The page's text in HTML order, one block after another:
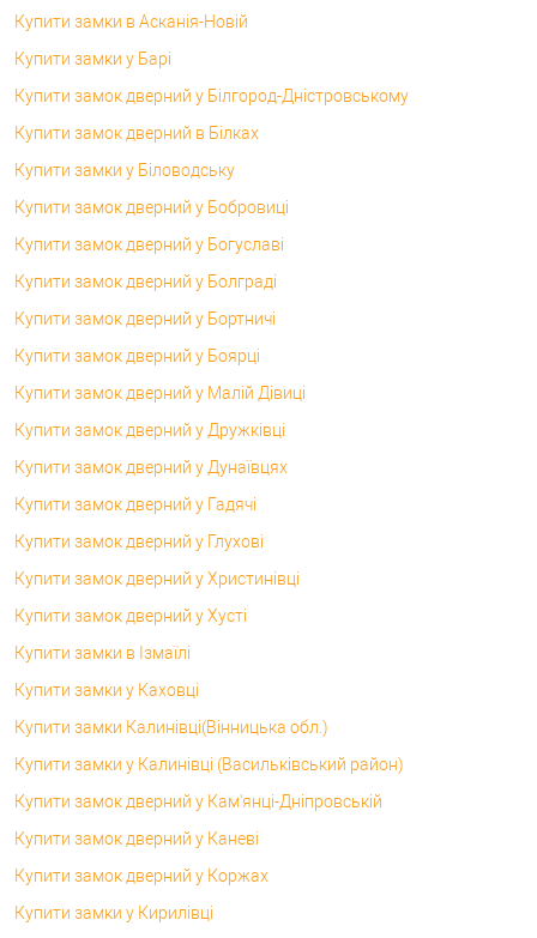
Купити замки в Асканія-Новій
Купити замки у Барі
Купити замок дверний у Білгород-Дністровському
Купити замок дверний в Білках
Купити замки у Біловодську
Купити замок дверний у Бобровиці
Купити замок дверний у Богуславі
Купити замок дверний у Болграді
Купити замок дверний у Бортничі
Купити замок дверний у Боярці
Купити замок дверний у Малій Дівиці
Купити замок дверний у Дружківці
Купити замок дверний у Дунаївцях
Купити замок дверний у Гадячі
Купити замок дверний у Глухові
Купити замок дверний у Христинівці
Купити замок дверний у Хусті
Купити замки в Ізмаїлі
Купити замки у Каховці
Купити замки Калинівці(Вінницька обл.)
Купити замки у Калинівці (Васильківський район)
Купити замок дверний у Кам'янці-Дніпровській
Купити замок дверний у Каневі
Купити замок дверний у Коржах
Купити замки у Кирилівці